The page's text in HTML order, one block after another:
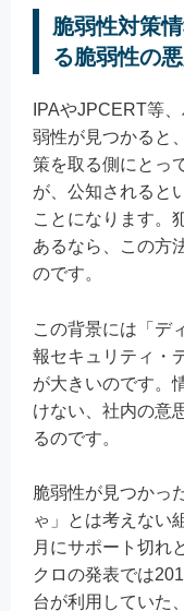
脆弱性対策
る脆弱性の
IPAやJPCERT等
弱性が見つかると
策を取る側にとっ
が、公知されると
ことになります。
あるなら、この方
のです。
この背景には「デ
報セキュリティ・
が大きいのです。
けない、社内の意
るのです。
脆弱性が見つかっ
ゃ」とは考えない
月にサポート切れ
クロの発表では
台が利用していた